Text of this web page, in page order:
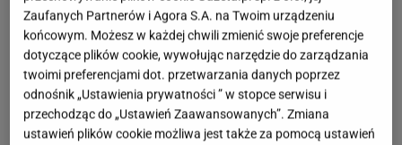
Zaufanych Partnerów i Agora S.A. na Twoim urządzeniu
końcowym. Możesz w każdej chwili zmienić swoje preferencje
dotyczące plików cookie, wywołując narzędzie do zarządzania
twoimi preferencjami dot. przetwarzania danych poprzez
odnośnik „Ustawienia prywatności ” w stopce serwisu i
przechodząc do „Ustawień Zaawansowanych”. Zmiana
ustawień plików cookie możliwa jest także za pomocą ustawień